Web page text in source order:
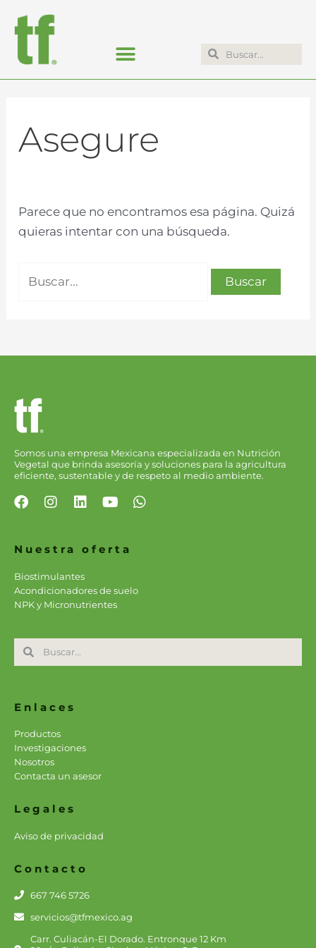
Search
Search
Asegure
Parece que no encontramos esa página. Quizá
quieras intentar con una búsqueda.
Somos una empresa Mexicana especializada en Nutrición
Vegetal que brinda asesoría y soluciones para la agricultura
eficiente, sustentable y de respeto al medio ambiente.
F
e
b
o
o
k
I
t
a
g
r
a
L
k
e
d
i
n
Y
t
u
e
W
Nuestra oferta
Biostimulantes
Acondicionadores de suelo
NPK y Micronutrientes
SearchSearch
Enlaces
Productos
Investigaciones
Nosotros
Contacta un asesor
Legales
Aviso de privacidad
Contacto
667 746 5726
servicios@tfmexico.ag
Carr. Culiacán-El Dorado. Entronque 12 Km